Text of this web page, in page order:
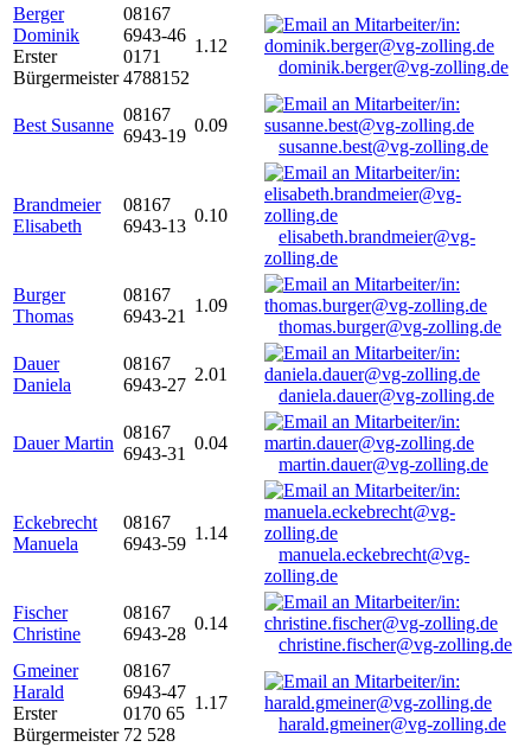
Berger
Dominik
Erster
Bürgermeister
08167
6943-46
0171
4788152
1.12
dominik.berger@vg-zolling.de
Best Susanne
08167
6943-19
0.09
susanne.best@vg-zolling.de
Brandmeier
Elisabeth
08167
6943-13
0.10
elisabeth.brandmeier@vg-
zolling.de
Burger
Thomas
08167
6943-21
1.09
thomas.burger@vg-zolling.de
Dauer
Daniela
08167
6943-27
2.01
daniela.dauer@vg-zolling.de
Dauer Martin
08167
6943-31
0.04
martin.dauer@vg-zolling.de
Eckebrecht
Manuela
08167
6943-59
1.14
manuela.eckebrecht@vg-
zolling.de
Fischer
Christine
08167
6943-28
0.14
christine.fischer@vg-zolling.de
Gmeiner
Harald
Erster
Bürgermeister
08167
6943-47
0170 65
72 528
1.17
harald.gmeiner@vg-zolling.de